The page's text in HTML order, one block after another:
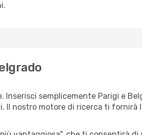
Inserisci semplicemente Parigi e
Il nostro motore di ricerca ti